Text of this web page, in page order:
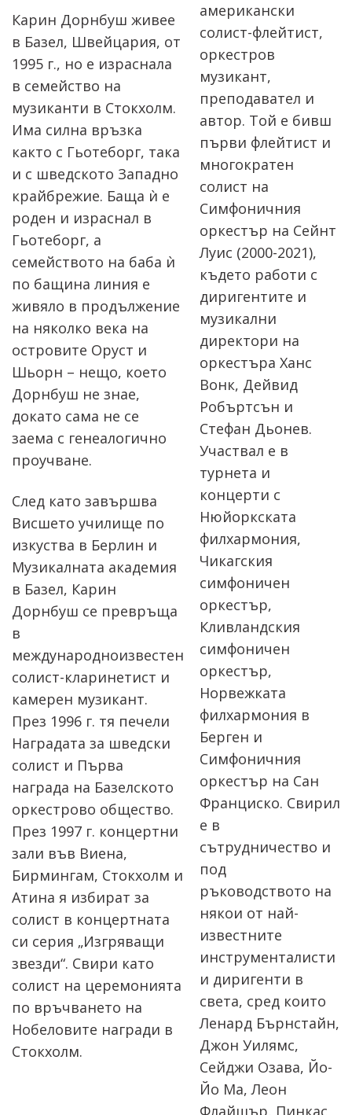
Карин Дорнбуш живее
в Базел, Швейцария, от
1995 г., но е израснала
в семейство на
музиканти в Стокхолм.
Има силна връзка
както с Гьотеборг, така
и с шведското Западно
крайбрежие. Баща ѝ е
роден и израснал в
Гьотеборг, а
семейството на баба ѝ
по бащина линия е
живяло в продължение
на няколко века на
островите Оруст и
Шьорн – нещо, което
Дорнбуш не знае,
докато сама не се
заема с генеалогично
проучване.
След като завършва
Висшето училище по
изкуства в Берлин и
Музикалната академия
в Базел, Карин
Дорнбуш се превръща
в
международноизвестен
солист-кларинетист и
камерен музикант.
През 1996 г. тя печели
Наградата за шведски
солист и Първа
награда на Базелското
оркестрово общество.
През 1997 г. концертни
зали във Виена,
Бирмингам, Стокхолм и
Атина я избират за
солист в концертната
си серия „Изгряващи
звезди“. Свири като
солист на церемонията
по връчването на
Нобеловите награди в
Стокхолм.
американски
солист-флейтист,
оркестров
музикант,
преподавател и
автор. Той е бивш
първи флейтист и
многократен
солист на
Симфоничния
оркестър на Сейнт
Луис (2000-2021),
където работи с
диригентите и
музикални
директори на
оркестъра Ханс
Bонк, Дейвид
Робъртсън и
Стефан Дьонев.
Участвал е в
турнета и
концерти с
Нюйоркската
филхармония,
Чикагския
симфоничен
оркестър,
Кливландския
симфоничен
оркестър,
Норвежката
филхармония в
Берген и
Симфоничния
оркестър на Сан
Франциско. Свирил
е в
сътрудничество и
под
ръководството на
някои от най-
известните
инструменталисти
и диригенти в
света, сред които
Ленард Бърнстайн,
Джон Уилямс,
Сейджи Озава, Йо-
Йо Ма, Леон
Флайшър, Пинкас